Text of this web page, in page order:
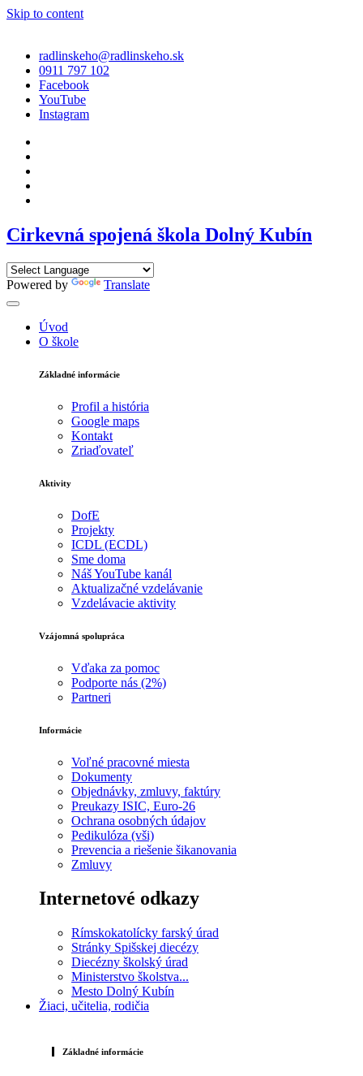
Skip to content
radlinskeho@radlinskeho.sk
0911 797 102
Facebook
YouTube
Instagram
Cirkevná spojená škola Dolný Kubín
Powered by Translate
Úvod
O škole
Základné informácie
Profil a história
Google maps
Kontakt
Zriaďovateľ
Aktivity
DofE
Projekty
ICDL (ECDL)
Sme doma
Náš YouTube kanál
Aktualizačné vzdelávanie
Vzdelávacie aktivity
Vzájomná spolupráca
Vďaka za pomoc
Podporte nás (2%)
Partneri
Informácie
Voľné pracovné miesta
Dokumenty
Objednávky, zmluvy, faktúry
Preukazy ISIC, Euro-26
Ochrana osobných údajov
Pedikulóza (vši)
Prevencia a riešenie šikanovania
Zmluvy
Internetové odkazy
Rímskokatolícky farský úrad
Stránky Spišskej diecézy
Diecézny školský úrad
Ministerstvo školstva...
Mesto Dolný Kubín
Žiaci, učitelia, rodičia
Základné informácie